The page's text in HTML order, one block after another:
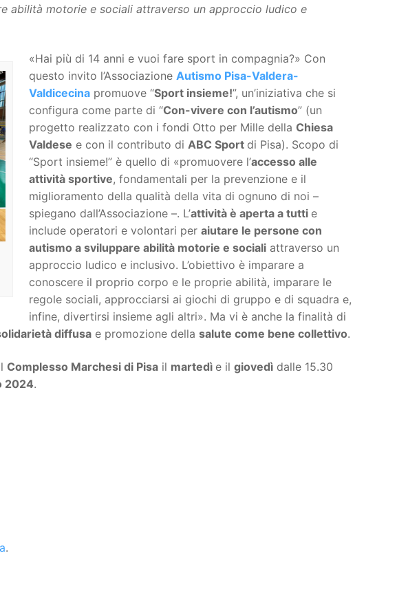
abilità motorie e sociali attraverso un approccio ludico e
«Hai più di 14 anni e vuoi fare sport in compagnia?» Con
questo invito l’Associazione Autismo Pisa-Valdera-
Valdicecinapromuove “Sport insieme!”, un’iniziativa che si
configura come parte di “Con-vivere con l’autismo” (un
progetto realizzato con i fondi Otto per Mille della Chiesa
Valdese e con il contributo di ABC Sport di Pisa). Scopo di
“Sport insieme!” è quello di «promuovere l’accesso alle
attività sportive, fondamentali per la prevenzione e il
miglioramento della qualità della vita di ognuno di noi –
spiegano dall’Associazione –. L’attività è aperta a tutti e
include operatori e volontari per aiutare le persone con
autismo a sviluppare abilità motorie e socialiattraverso un
approccio ludico e inclusivo. L’obiettivo è imparare a
conoscere il proprio corpo e le proprie abilità, imparare le
regole sociali, approcciarsi ai giochi di gruppo e di squadra e,
infine, divertirsi insieme agli altri». Ma vi è anche la finalità di
diffusa e promozione della salute come bene collettivo.
Complesso Marchesi di Pisa il martedì e il giovedì dalle 15.30
2024.
.